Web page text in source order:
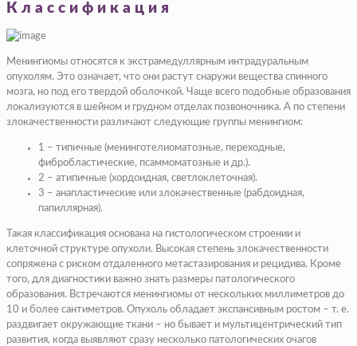
Классификация
Менингиомы относятся к экстрамедуллярным интрадуральным
опухолям. Это означает, что они растут снаружи вещества спинного
мозга, но под его твердой оболочкой. Чаще всего подобные образования
локализуются в шейном и грудном отделах позвоночника. А по степени
злокачественности различают следующие группы менингиом:
1 – типичные (менинготелиоматозные, переходные,
фибробластические, псаммоматозные и др.).
2 – атипичные (хордоидная, светлоклеточная).
3 – анапластические или злокачественные (рабдоидная,
папиллярная).
Такая классификация основана на гистологическом строении и
клеточной структуре опухоли. Высокая степень злокачественности
сопряжена с риском отдаленного метастазирования и рецидива. Кроме
того, для диагностики важно знать размеры патологического
образования. Встречаются менингиомы от нескольких миллиметров до
10 и более сантиметров. Опухоль обладает экспансивным ростом – т. е.
раздвигает окружающие ткани – но бывает и мультицентрический тип
развития, когда выявляют сразу несколько патологических очагов